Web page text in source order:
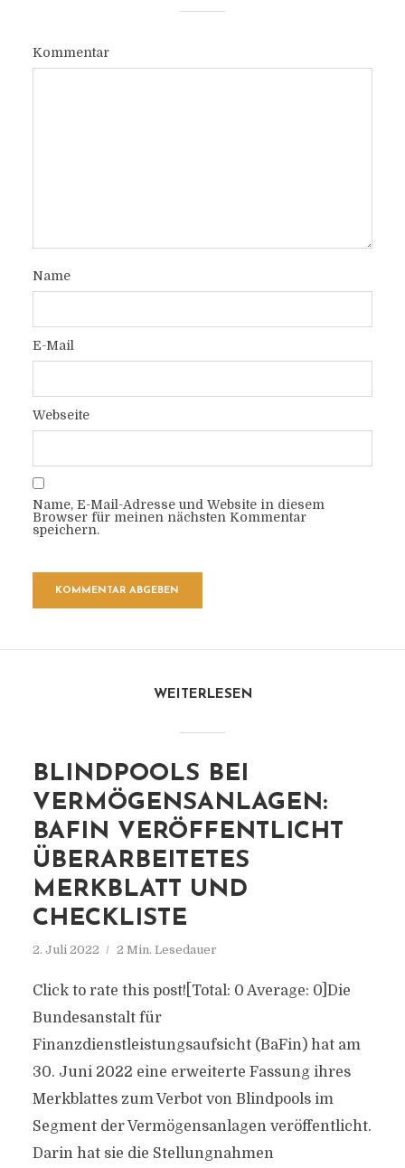
Kommentar
Name
E-Mail
Webseite
Name, E-Mail-Adresse und Website in diesem
Browser für meinen nächsten Kommentar
speichern.
WEITERLESEN
BLINDPOOLS BEI
VERMÖGENSANLAGEN:
BAFIN VERÖFFENTLICHT
ÜBERARBEITETES
MERKBLATT UND
CHECKLISTE
2. Juli 2022 2 Min. Lesedauer
Click to rate this post![Total: 0 Average: 0]Die
Bundesanstalt für
Finanzdienstleistungsaufsicht (BaFin) hat am
30. Juni 2022 eine erweiterte Fassung ihres
Merkblattes zum Verbot von Blindpools im
Segment der Vermögensanlagen veröffentlicht.
Darin hat sie die Stellungnahmen